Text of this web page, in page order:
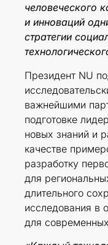
человеческого
и инноваций
стратегии
Президент NU
важнейшими
подготовке
новых знаний и
качестве
разработку
для
длительного
исследования в
для